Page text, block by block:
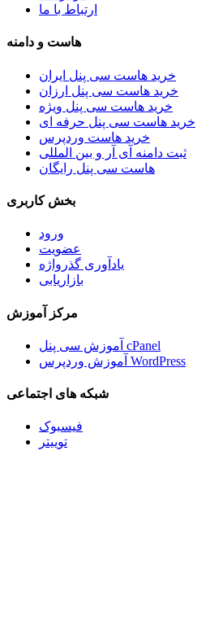
ارتباط با ما
هاست و دامنه
خرید هاست سی پنل ایران
خرید هاست سی پنل ارزان
خرید هاست سی پنل ویژه
خرید هاست سی پنل حرفه ای
خرید هاست وردپرس
ثبت دامنه آی آر و بین المللی
هاست سی پنل رایگان
بخش کاربری
ورود
عضویت
یادآوری گذرواژه
بازاریابی
مرکز آموزش
آموزش سی پنل cPanel
آموزش وردپرس WordPress
شبکه های اجتماعی
فیسبوک
توییتر